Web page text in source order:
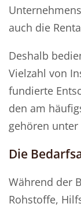
auch die
Deshalb
Vielzahl von
fundierte
den am
gehören
Die
Während der
Rohstoffe,